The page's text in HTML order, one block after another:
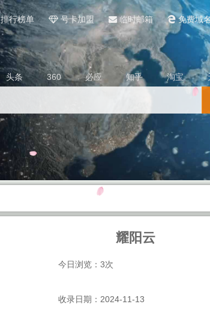
行榜单 号卡加盟 临时邮箱 免费域
头条 360 必应 知乎 淘宝
耀阳云
今日浏览：3次
收录日期：2024-11-13